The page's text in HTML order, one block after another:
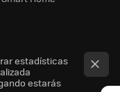
estadísticas
estarás